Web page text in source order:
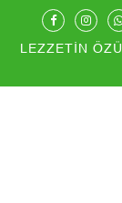
LEZZETIN ÖZÜ